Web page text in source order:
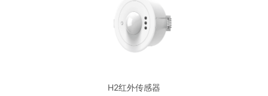
H2红外传感器